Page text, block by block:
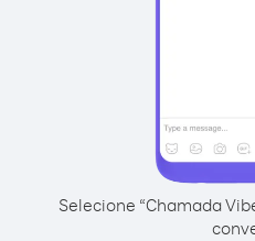
Selecione “Chamada